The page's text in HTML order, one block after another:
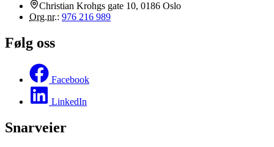
Christian Krohgs gate 10, 0186 Oslo
Org.nr.: 976 216 989
Følg oss
Facebook
LinkedIn
Snarveier